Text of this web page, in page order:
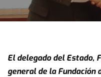
El delegado del Estado,
general de la Fundación